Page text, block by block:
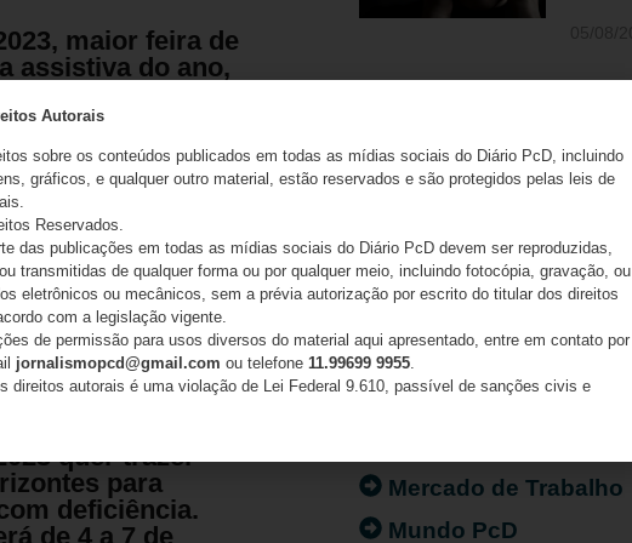
maior feira de
assistiva do ano,
dia 4 de outubro,
Expo
maior feira de tecnologia
será aberta no dia 4 de
Paulo Expo
comentário
quer trazer
para
deficiência.
de 4 a 7 de
Acessibilidade
Atualidades
Fatos
Inclusão
Mercado de Trabalho
Mundo PcD
Autorais
sobre os conteúdos publicados em todas as mídias sociais do Diário PcD, incluindo
gráficos, e qualquer outro material, estão reservados e são protegidos pelas leis de
Reservados.
das publicações em todas as mídias sociais do Diário PcD devem ser reproduzidas,
transmitidas de qualquer forma ou por qualquer meio, incluindo fotocópia, gravação, ou
eletrônicos ou mecânicos, sem a prévia autorização por escrito do titular dos direitos
com a legislação vigente.
de permissão para usos diversos do material aqui apresentado, entre em contato por
jornalismopcd@gmail.com ou telefone 11.99699 9955.
direitos autorais é uma violação de Lei Federal 9.610, passível de sanções civis e